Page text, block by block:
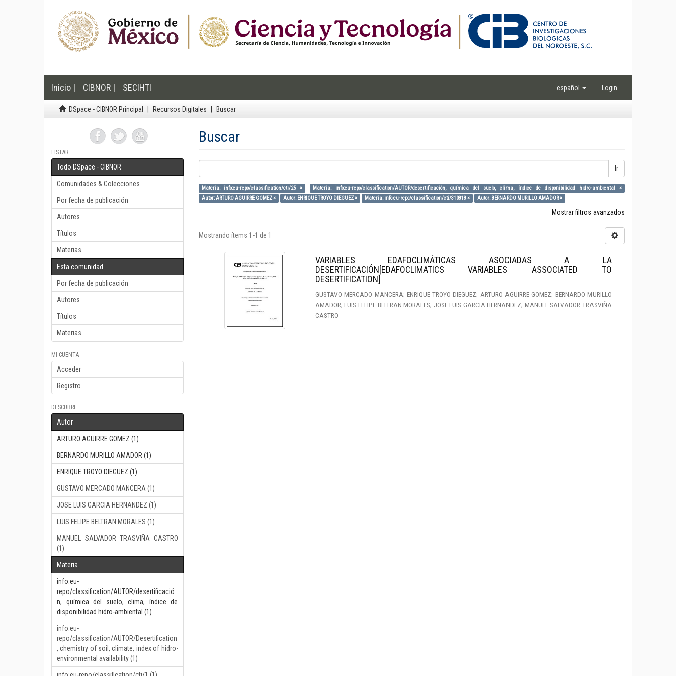
Inicio | CIBNOR | SECIHTI español Login
DSpace - CIBNOR Principal Recursos Digitales Buscar
LISTAR
Todo DSpace - CIBNOR
Comunidades & Colecciones
Por fecha de publicación
Autores
Títulos
Materias
Esta comunidad
Por fecha de publicación
Autores
Títulos
Materias
MI CUENTA
Acceder
Registro
DESCUBRE
Autor
ARTURO AGUIRRE GOMEZ (1)
BERNARDO MURILLO AMADOR (1)
ENRIQUE TROYO DIEGUEZ (1)
GUSTAVO MERCADO MANCERA (1)
JOSE LUIS GARCIA HERNANDEZ (1)
LUIS FELIPE BELTRAN MORALES (1)
MANUEL SALVADOR TRASVIÑA CASTRO
(1)
Materia
info:eu-
repo/classification/AUTOR/desertificació
n, química del suelo, clima, índice de
disponibilidad hidro-ambiental (1)
info:eu-
repo/classification/AUTOR/Desertification
, chemistry of soil, climate, index of hidro-
environmental availability (1)
Buscar
Ir
Materia: info:eu-repo/classification/cti/25 ×
Materia: info:eu-repo/classification/AUTOR/desertificación, química del suelo, clima, índice de disponibilidad hidro-ambiental ×
Autor: ARTURO AGUIRRE GOMEZ ×
Autor: ENRIQUE TROYO DIEGUEZ × Materia: info:eu-repo/classification/cti/310313 × Autor: BERNARDO MURILLO AMADOR ×
Mostrar filtros avanzados
Mostrando ítems 1-1 de 1
VARIABLES EDAFOCLIMÁTICAS ASOCIADAS A LA
DESERTIFICACIÓN[EDAFOCLIMATICS VARIABLES ASSOCIATED TO
DESERTIFICATION]
GUSTAVO MERCADO MANCERA; ENRIQUE TROYO DIEGUEZ; ARTURO AGUIRRE GOMEZ; BERNARDO MURILLO
AMADOR; LUIS FELIPE BELTRAN MORALES; JOSE LUIS GARCIA HERNANDEZ; MANUEL SALVADOR TRASVIÑA
CASTRO